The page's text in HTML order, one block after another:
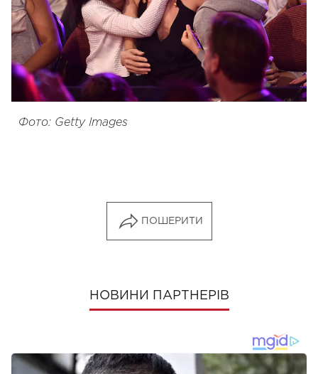
Фото: Getty Images
ПОШЕРИТИ
НОВИНИ ПАРТНЕРІВ